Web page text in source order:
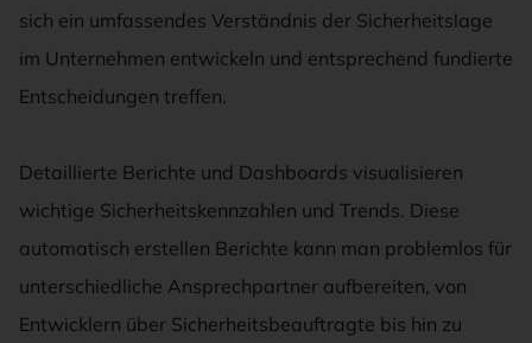
sich ein umfassendes Verständnis der Sicherheitslage
im Unternehmen entwickeln und entsprechend fundierte
Entscheidungen treffen.
Detaillierte Berichte und Dashboards visualisieren
wichtige Sicherheitskennzahlen und Trends. Diese
automatisch erstellen Berichte kann man problemlos für
unterschiedliche Ansprechpartner aufbereiten, von
Entwicklern über Sicherheitsbeauftragte bis hin zu